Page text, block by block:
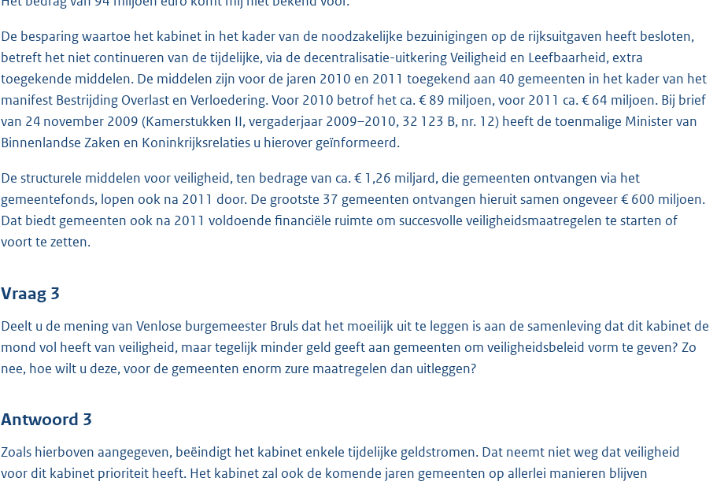
De besparing waartoe het kabinet in het kader van de noodzakelijke bezuinigingen op de rijksuitgaven heeft besloten,
betreft het niet continueren van de tijdelijke, via de decentralisatie-uitkering Veiligheid en Leefbaarheid, extra
toegekende middelen. De middelen zijn voor de jaren 2010 en 2011 toegekend aan 40 gemeenten in het kader van het
manifest Bestrijding Overlast en Verloedering. Voor 2010 betrof het ca. € 89 miljoen, voor 2011 ca. € 64 miljoen. Bij brief
van 24 november 2009 (Kamerstukken II, vergaderjaar 2009–2010, 32 123 B, nr. 12) heeft de toenmalige Minister van
Binnenlandse Zaken en Koninkrijksrelaties u hierover geïnformeerd.
De structurele middelen voor veiligheid, ten bedrage van ca. € 1,26 miljard, die gemeenten ontvangen via het
gemeentefonds, lopen ook na 2011 door. De grootste 37 gemeenten ontvangen hieruit samen ongeveer € 600 miljoen.
Dat biedt gemeenten ook na 2011 voldoende financiële ruimte om succesvolle veiligheidsmaatregelen te starten of
voort te zetten.
Vraag 3
Deelt u de mening van Venlose burgemeester Bruls dat het moeilijk uit te leggen is aan de samenleving dat dit kabinet de
mond vol heeft van veiligheid, maar tegelijk minder geld geeft aan gemeenten om veiligheidsbeleid vorm te geven? Zo
nee, hoe wilt u deze, voor de gemeenten enorm zure maatregelen dan uitleggen?
Antwoord 3
Zoals hierboven aangegeven, beëindigt het kabinet enkele tijdelijke geldstromen. Dat neemt niet weg dat veiligheid
voor dit kabinet prioriteit heeft. Het kabinet zal ook de komende jaren gemeenten op allerlei manieren blijven